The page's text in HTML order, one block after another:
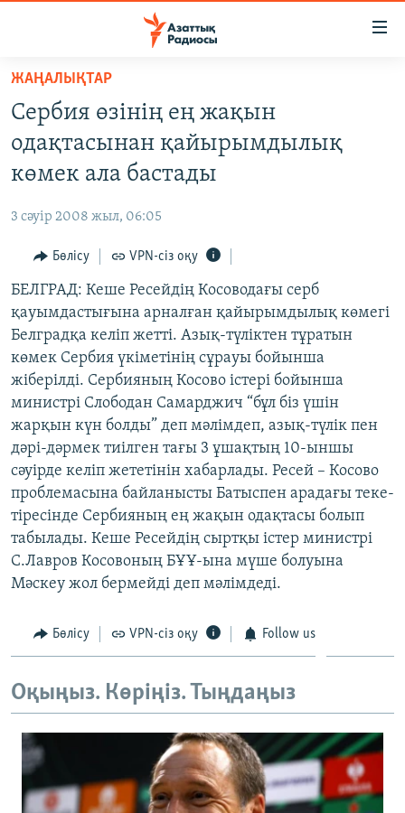
Skip
main
content
to
main
Navigation
Search
ЖАҢАЛЫҚТАР
САЯСАТ
АДАМ ҚҰҚЫҚТАРЫ
ӘЛЕУМЕТ
ӘЛЕМ
АРНАЙЫ ЖОБАЛАР
Русский
ЖАЗЫЛЫҢЫЗ
Басқа тілдерде
ЖАҢАЛЫҚТАР
Сербия өзінің ең жақын
одақтасынан қайырымдылық
көмек ала бастады
3 сәуір 2008 жыл, 06:05
Бөлісу VPN-сіз оқу
БЕЛГРАД: Кеше Ресейдің Косоводағы серб
қауымдастығына арналған қайырымдылық көмегі
Белградқа келіп жетті. Азық-түліктен тұратын
көмек Сербия үкіметінің сұрауы бойынша
жіберілді. Сербияның Косово істері бойынша
министрі Слободан Самарджич “бұл біз үшін
жарқын күн болды” деп мәлімдеп, азық-түлік пен
дәрі-дәрмек тиілген тағы 3 ұшақтың 10-ыншы
сәуірде келіп жететінін хабарлады. Ресей – Косово
проблемасына байланысты Батыспен арадағы теке-
тіресінде Сербияның ең жақын одақтасы болып
табылады. Кеше Ресейдің сыртқы істер министрі
С.Лавров Косовоның БҰҰ-ына мүше болуына
Мәскеу жол бермейді деп мәлімдеді.
Бөлісу VPN-сіз оқу Follow us
Оқыңыз. Көріңіз. Тыңдаңыз